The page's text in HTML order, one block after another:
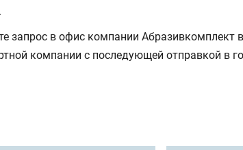
в офис компании Абразивкомплект
компании с последующей отправкой в